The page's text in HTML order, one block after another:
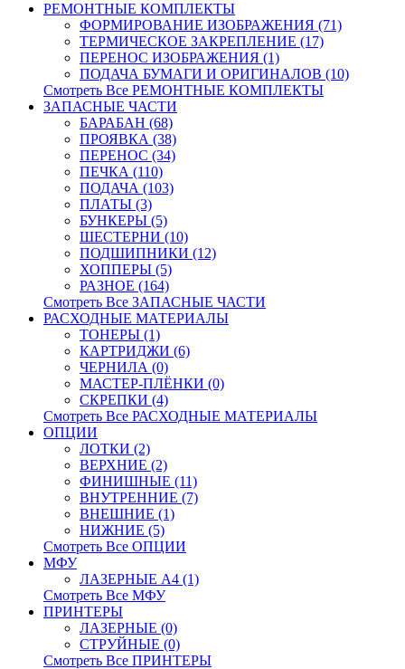
РЕМОНТНЫЕ КОМПЛЕКТЫ
ФОРМИРОВАНИЕ ИЗОБРАЖЕНИЯ (71)
ТЕРМИЧЕСКОЕ ЗАКРЕПЛЕНИЕ (17)
ПЕРЕНОС ИЗОБРАЖЕНИЯ (1)
ПОДАЧА БУМАГИ И ОРИГИНАЛОВ (10)
Смотреть Все РЕМОНТНЫЕ КОМПЛЕКТЫ
ЗАПАСНЫЕ ЧАСТИ
БАРАБАН (68)
ПРОЯВКА (38)
ПЕРЕНОС (34)
ПЕЧКА (110)
ПОДАЧА (103)
ПЛАТЫ (3)
БУНКЕРЫ (5)
ШЕСТЕРНИ (10)
ПОДШИПНИКИ (12)
ХОППЕРЫ (5)
РАЗНОЕ (164)
Смотреть Все ЗАПАСНЫЕ ЧАСТИ
РАСХОДНЫЕ МАТЕРИАЛЫ
ТОНЕРЫ (1)
КАРТРИДЖИ (6)
ЧЕРНИЛА (0)
МАСТЕР-ПЛЁНКИ (0)
СКРЕПКИ (4)
Смотреть Все РАСХОДНЫЕ МАТЕРИАЛЫ
ОПЦИИ
ЛОТКИ (2)
ВЕРХНИЕ (2)
ФИНИШНЫЕ (11)
ВНУТРЕННИЕ (7)
ВНЕШНИЕ (1)
НИЖНИЕ (5)
Смотреть Все ОПЦИИ
МФУ
ЛАЗЕРНЫЕ A4 (1)
Смотреть Все МФУ
ПРИНТЕРЫ
ЛАЗЕРНЫЕ (0)
СТРУЙНЫЕ (0)
Смотреть Все ПРИНТЕРЫ